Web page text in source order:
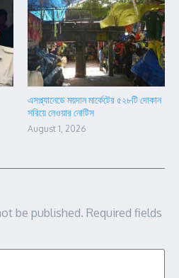
এসপ্ল্যানেডে ময়দান মার্কেটের ৫২৮টি দোকান
সরিয়ে নেওয়ার নোটিস
August 1, 2026
be published. Required fields